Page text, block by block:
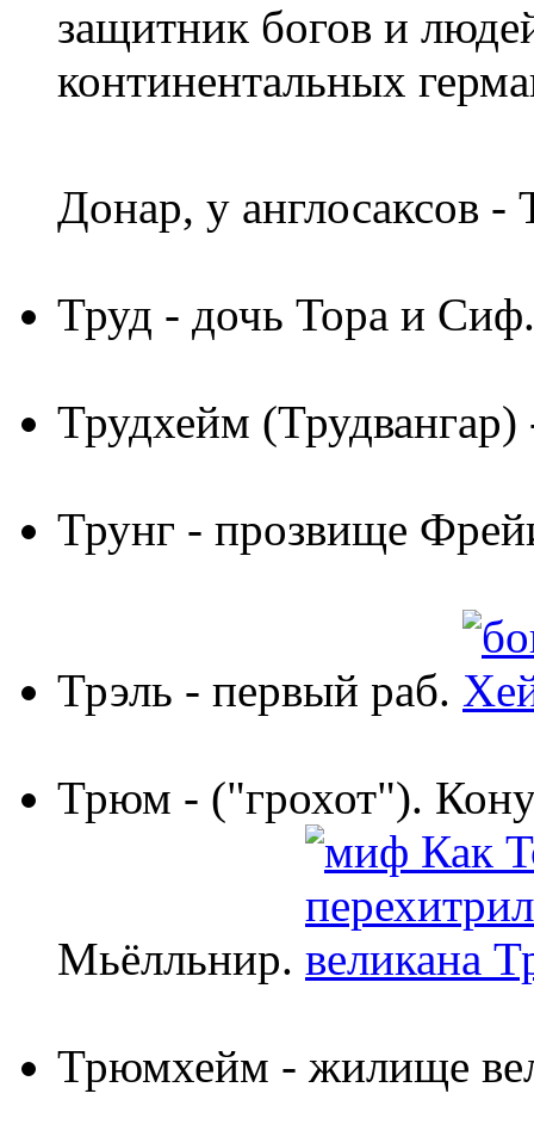
защитник богов и
континентальных
Донар, у англосаксов
Труд - дочь Тора и Сиф.
Трудхейм (Трудвангар)
Трунг - прозвище
Трэль - первый раб.
Трюм - ("грохот").
Мьёлльнир.
Трюмхейм - жилище